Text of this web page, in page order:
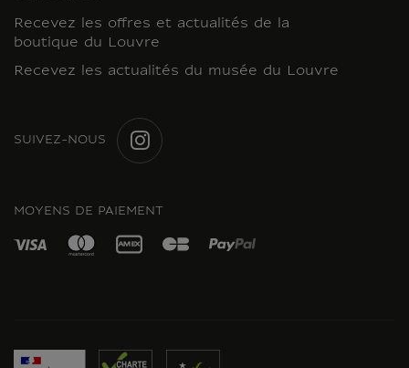
Recevez les offres et actualités de la
boutique du Louvre
Recevez les actualités du musée du Louvre
SUIVEZ-NOUS
MOYENS DE PAIEMENT